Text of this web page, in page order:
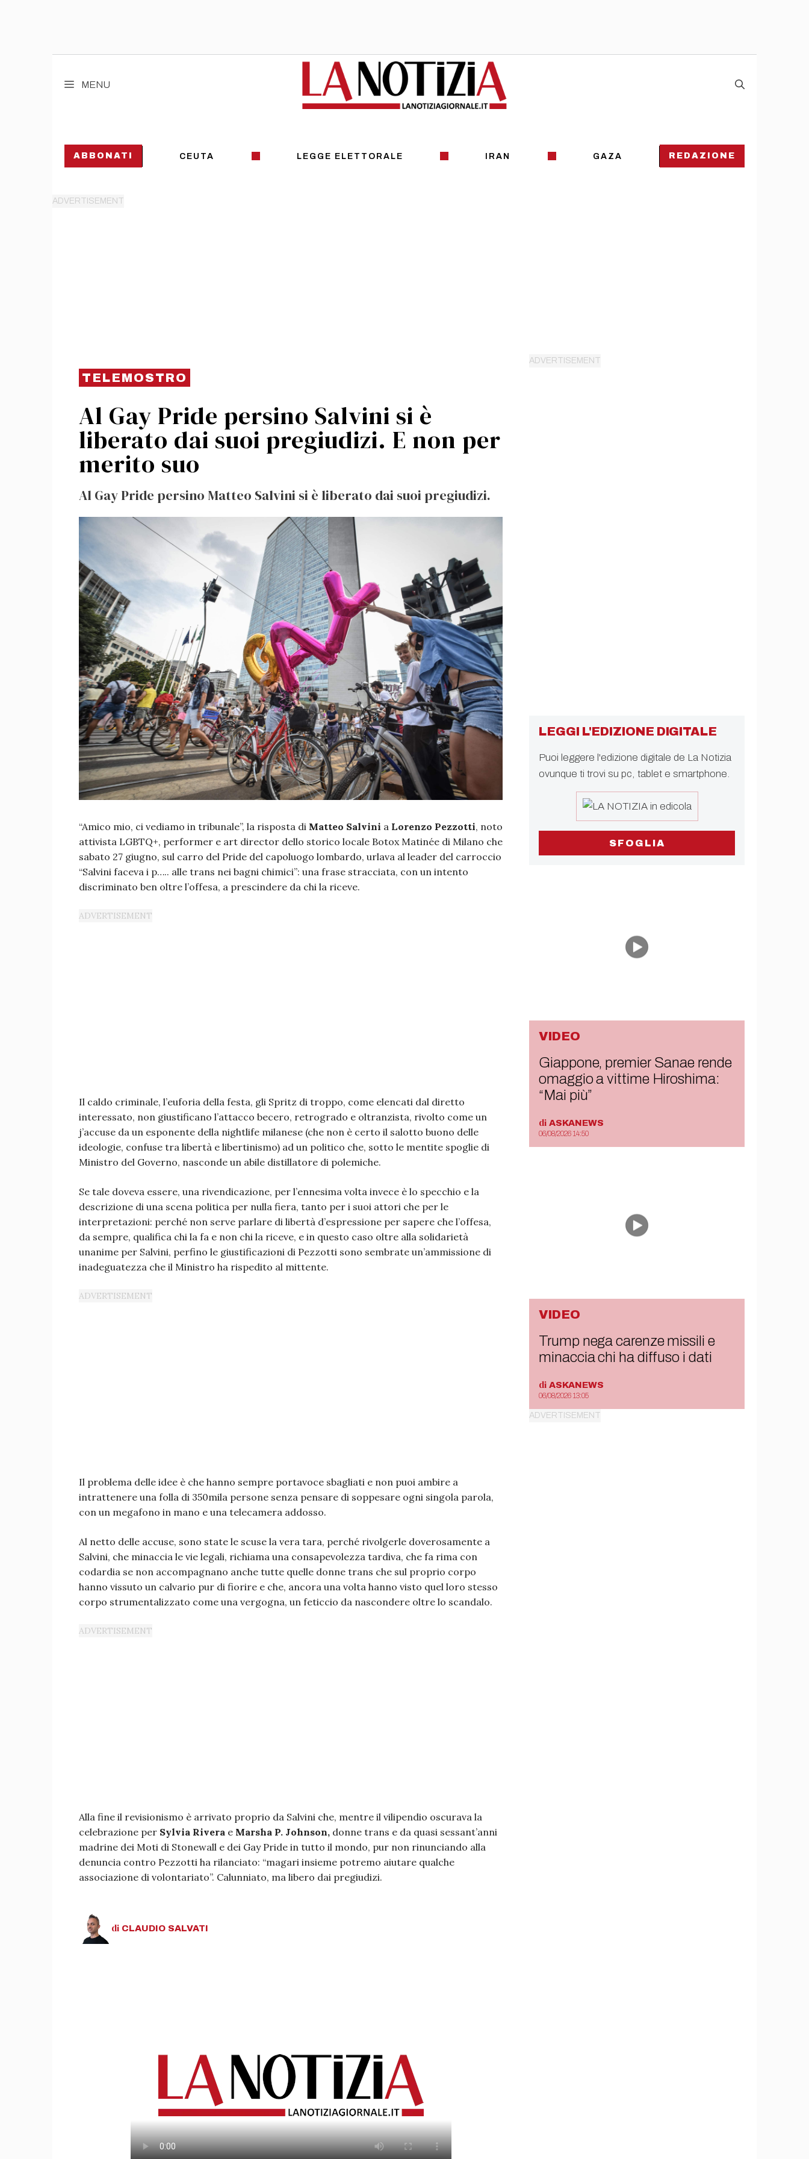
MENU
ABBONATI CEUTA LEGGE ELETTORALE IRAN GAZA REDAZIONE
TELEMOSTRO
Al Gay Pride persino Salvini si è
liberato dai suoi pregiudizi. E non per
merito suo
Al Gay Pride persino Matteo Salvini si è liberato dai suoi pregiudizi.
“Amico mio, ci vediamo in tribunale”, la risposta di Matteo Salvini a Lorenzo Pezzotti, noto
attivista LGBTQ+, performer e art director dello storico locale Botox Matinée di Milano che
sabato 27 giugno, sul carro del Pride del capoluogo lombardo, urlava al leader del carroccio
“Salvini faceva i p….. alle trans nei bagni chimici”: una frase stracciata, con un intento
discriminato ben oltre l’offesa, a prescindere da chi la riceve.
Il caldo criminale, l’euforia della festa, gli Spritz di troppo, come elencati dal diretto
interessato, non giustificano l’attacco becero, retrogrado e oltranzista, rivolto come un
j’accuse da un esponente della nightlife milanese (che non è certo il salotto buono delle
ideologie, confuse tra libertà e libertinismo) ad un politico che, sotto le mentite spoglie di
Ministro del Governo, nasconde un abile distillatore di polemiche.
Se tale doveva essere, una rivendicazione, per l’ennesima volta invece è lo specchio e la
descrizione di una scena politica per nulla fiera, tanto per i suoi attori che per le
interpretazioni: perché non serve parlare di libertà d’espressione per sapere che l’offesa,
da sempre, qualifica chi la fa e non chi la riceve, e in questo caso oltre alla solidarietà
unanime per Salvini, perfino le giustificazioni di Pezzotti sono sembrate un’ammissione di
inadeguatezza che il Ministro ha rispedito al mittente.
Il problema delle idee è che hanno sempre portavoce sbagliati e non puoi ambire a
intrattenere una folla di 350mila persone senza pensare di soppesare ogni singola parola,
con un megafono in mano e una telecamera addosso.
Al netto delle accuse, sono state le scuse la vera tara, perché rivolgerle doverosamente a
Salvini, che minaccia le vie legali, richiama una consapevolezza tardiva, che fa rima con
codardia se non accompagnano anche tutte quelle donne trans che sul proprio corpo
hanno vissuto un calvario pur di fiorire e che, ancora una volta hanno visto quel loro stesso
corpo strumentalizzato come una vergogna, un feticcio da nascondere oltre lo scandalo.
Alla fine il revisionismo è arrivato proprio da Salvini che, mentre il vilipendio oscurava la
celebrazione per Sylvia Rivera e Marsha P. Johnson, donne trans e da quasi sessant’anni
madrine dei Moti di Stonewall e dei Gay Pride in tutto il mondo, pur non rinunciando alla
denuncia contro Pezzotti ha rilanciato: “magari insieme potremo aiutare qualche
associazione di volontariato”. Calunniato, ma libero dai pregiudizi.
di CLAUDIO SALVATI
LEGGI L'EDIZIONE DIGITALE
Puoi leggere l'edizione digitale de La Notizia
ovunque ti trovi su pc, tablet e smartphone.
SFOGLIA
VIDEO
Giappone, premier Sanae rende
omaggio a vittime Hiroshima:
“Mai più”
di ASKANEWS
06/08/2026 14:50
VIDEO
Trump nega carenze missili e
minaccia chi ha diffuso i dati
di ASKANEWS
06/08/2026 13:05